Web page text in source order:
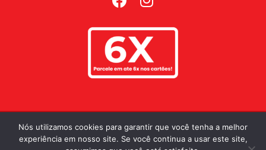
Política de Privacidade
Nós utilizamos cookies para garantir que você tenha a melhor
experiência em nosso site. Se você continua a usar este site,